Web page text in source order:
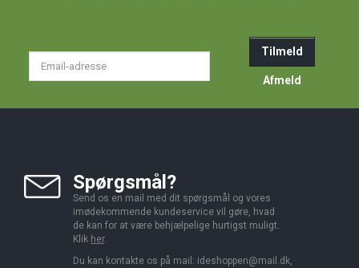
Tilmeld
Afmeld
Spørgsmål?
Send os en mail med dit spørgsmål og vores
imødekommende kundeservice vil gøre, hvad
de kan for at være behjælpelige hurtigst muligt.
Klik her.
Du kan kontakte os på mail: ideshoppen@mail.dk,